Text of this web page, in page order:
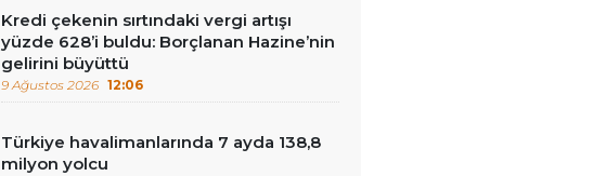
Kredi çekenin sırtındaki vergi artışı
yüzde 628’i buldu: Borçlanan Hazine’nin
gelirini büyüttü
9 Ağustos 2026 12:06
Türkiye havalimanlarında 7 ayda 138,8
milyon yolcu